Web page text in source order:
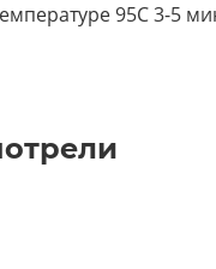
95С 3-5